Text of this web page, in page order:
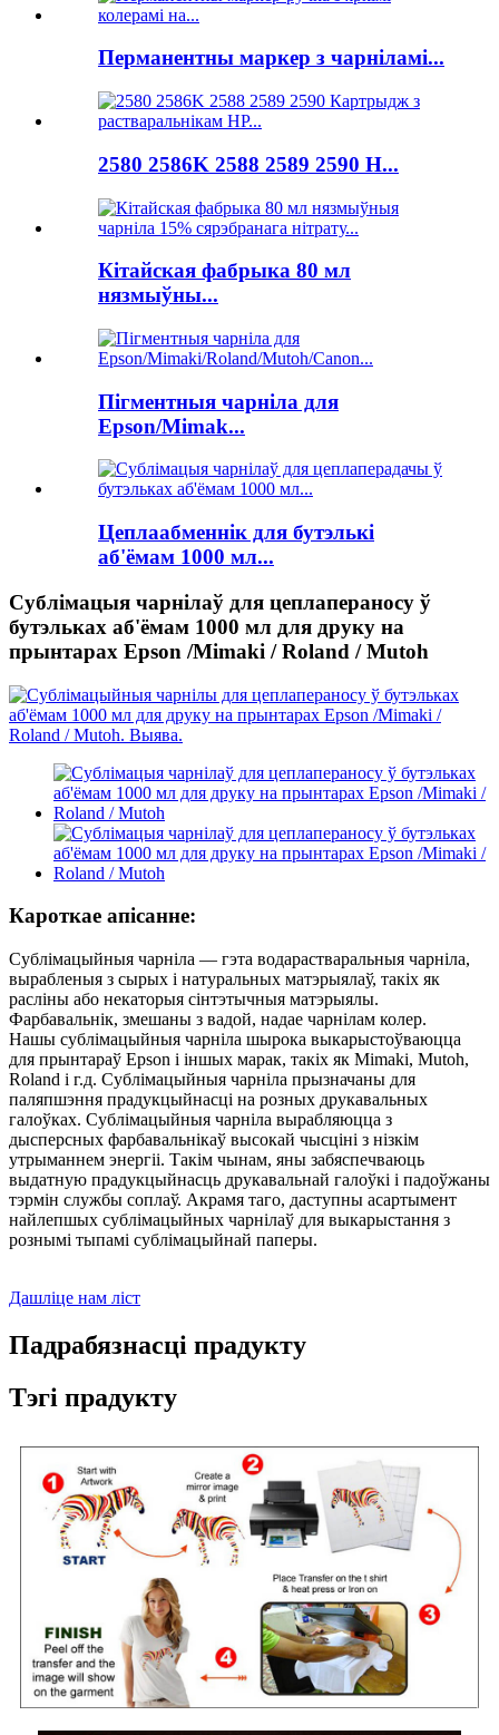
Перманентны маркер з чарніламі...
2580 2586K 2588 2589 2590 Н...
Кітайская фабрыка 80 мл
нязмыўны...
Пігментныя чарніла для
Epson/Mimak...
Цеплаабменнік для бутэлькі
аб'ёмам 1000 мл...
Сублімацыя чарнілаў для цеплапераносу ў
бутэльках аб'ёмам 1000 мл для друку на
прынтарах Epson /Mimaki / Roland / Mutoh
Кароткае апісанне:
Сублімацыйныя чарніла — гэта водарастваральныя чарніла,
вырабленыя з сырых і натуральных матэрыялаў, такіх як
расліны або некаторыя сінтэтычныя матэрыялы.
Фарбавальнік, змешаны з вадой, надае чарнілам колер.
Нашы сублімацыйныя чарніла шырока выкарыстоўваюцца
для прынтараў Epson і іншых марак, такіх як Mimaki, Mutoh,
Roland і г.д. Сублімацыйныя чарніла прызначаны для
паляпшэння прадукцыйнасці на розных друкавальных
галоўках. Сублімацыйныя чарніла вырабляюцца з
дысперсных фарбавальнікаў высокай чысціні з нізкім
утрыманнем энергіі. Такім чынам, яны забяспечваюць
выдатную прадукцыйнасць друкавальнай галоўкі і падоўжаны
тэрмін службы соплаў. Акрамя таго, даступны асартымент
найлепшых сублімацыйных чарнілаў для выкарыстання з
рознымі тыпамі сублімацыйнай паперы.
Дашліце нам ліст
Падрабязнасці прадукту
Тэгі прадукту